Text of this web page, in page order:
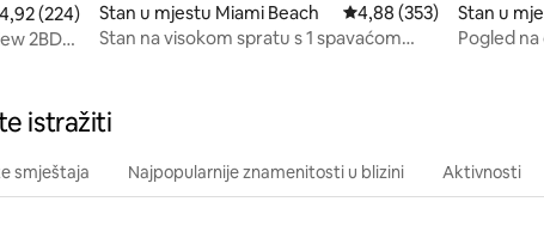
ocjena: 4,92 od 5, recenzija: 224
4,92 (224)
2BD
Stan u mjestu Miami Beach Prosječna ocjena: 4,88
4,88 (353)
Stan na visokom spratu s 1 spavaćom
Stan u
la
Pogled
istražiti
smještaja Najpopularnije znamenitosti u blizini Aktivnosti